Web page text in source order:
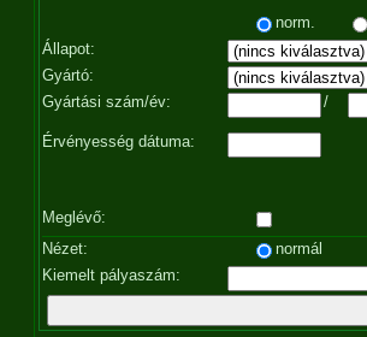
norm.
Állapot:
Gyártó:
Gyártási szám/év:
/
Érvényesség dátuma:
Meglévő:
Nézet:
normál
Kiemelt pályaszám: